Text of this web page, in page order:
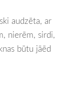
audzēta, ar
nierēm, sirdi,
būtu jāēd